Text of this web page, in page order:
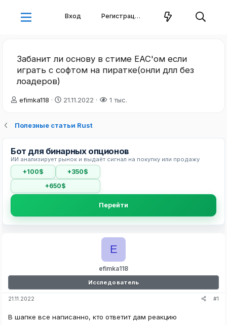
Вход Регистрация
Забанит ли основу в стиме EAC'ом если
играть с софтом на пиратке(онли длл без
лоадеров)
А
о
е
м
ы
efimka118
Д
а
ч
а
а
21.11.2022 1 тыс.
Полезные статьи Rust
Бот для бинарных опционов
ИИ анализирует рынок и выдаёт сигнал на покупку или продажу
+100$
+350$
+650$
Перейти
efimka118
E
Исследователь
21.11.2022 #1
В шапке все написанно, кто ответит дам реакцию